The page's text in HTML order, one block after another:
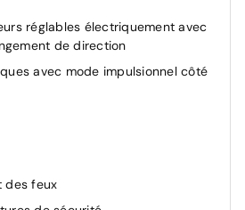
réglables électriquement avec
de direction
avec mode impulsionnel côté
des feux